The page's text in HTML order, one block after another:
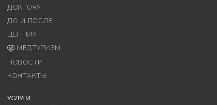
ДОКТОРА
ДО И ПОСЛЕ
ЦЕННИК
МЕДТУРИЗМ
НОВОСТИ
КОНТАКТЫ
УСЛУГИ